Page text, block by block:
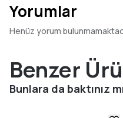
Yorumlar
Henüz yorum
Benzer
Bunlara da baktınız